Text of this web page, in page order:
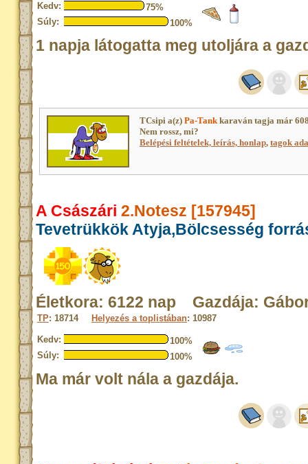
Kedv:
75%
Súly:
100%
1 napja látogatta meg utoljára a
TCsipi a(z) Pa-Tankkaraván tagja már
Nem rossz, mi?
Belépési feltételek, leírás, honlap, tagok
A Császári 2.Notesz [157945]
Tevetrükkök Atyja,Bölcsesség
Életkora: 6122 nap Gazdája:
TP: 18714 Helyezés a toplistában: 10987
Kedv:
100%
Súly:
100%
Ma már volt nála a gazdája.